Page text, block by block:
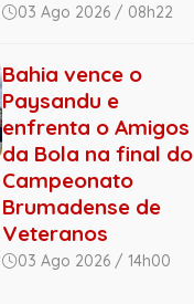
03 Ago 2026 / 08h22
Bahia vence o
Paysandu e
enfrenta o Amigos
da Bola na final do
Campeonato
Brumadense de
Veteranos
03 Ago 2026 / 14h00